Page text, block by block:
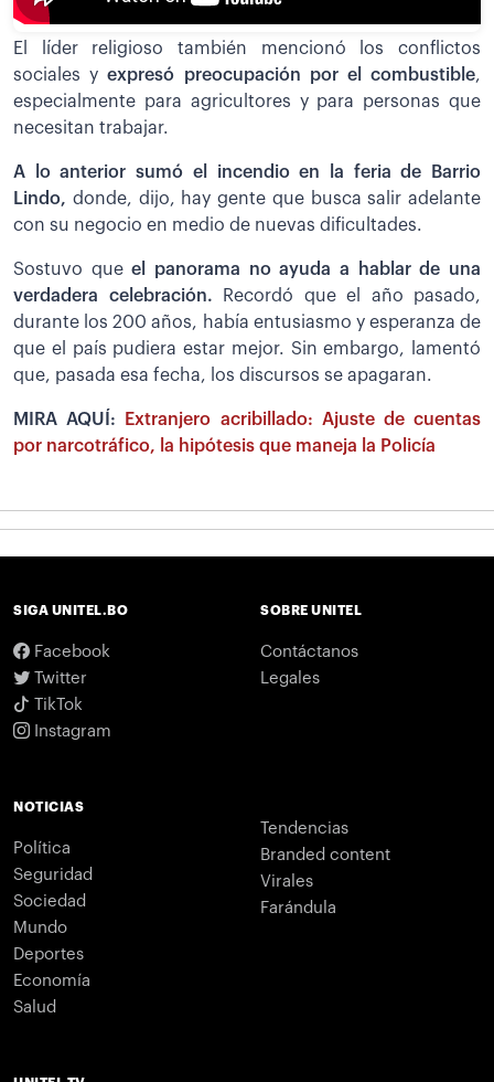
El líder religioso también mencionó los conflictos
sociales y expresó preocupación por el combustible,
especialmente para agricultores y para personas que
necesitan trabajar.
A lo anterior sumó el incendio en la feria de Barrio
Lindo, donde, dijo, hay gente que busca salir adelante
con su negocio en medio de nuevas dificultades.
Sostuvo queel panorama no ayuda a hablar de una
verdadera celebración.
Recordó que el año pasado,
durante los 200 años, había entusiasmo y esperanza de
que el país pudiera estar mejor. Sin embargo, lamentó
que, pasada esa fecha, los discursos se apagaran.
MIRA AQUÍ:
Extranjero acribillado: Ajuste de cuentas
por narcotráfico, la hipótesis que maneja la Policía
SIGA UNITEL.BO
Facebook
Twitter
TikTok
Instagram
SOBRE UNITEL
Contáctanos
Legales
NOTICIAS
Política
Seguridad
Sociedad
Mundo
Deportes
Economía
Salud
Tendencias
Branded content
Virales
Farándula